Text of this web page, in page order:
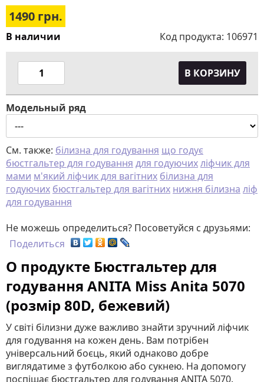
1490 грн.
В наличии Код продукта: 106971
В КОРЗИНУ
Модельный ряд
См. также: білизна для годування що годує
бюстгальтер для годування для годуючихліфчик для
мами м'який ліфчик для вагітних білизна для
годуючих бюстгальтер для вагітних нижня білизна ліф
для годування
Не можешь определиться? Посоветуйся с друзьями:
Поделиться
О продукте Бюстгальтер для
годування ANITA Miss Anita 5070
(розмір 80D, бежевий)
У світі білизни дуже важливо знайти зручний ліфчик
для годування на кожен день. Вам потрібен
універсальний боєць, який однаково добре
виглядатиме з футболкою або сукнею. На допомогу
поспішає бюстгальтер для годування ANITA 5070.